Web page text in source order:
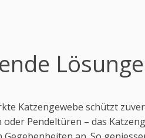
Katzengewebe schützt
oder Pendeltüren – das